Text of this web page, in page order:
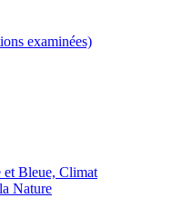
examinées)
et Bleue, Climat
Nature